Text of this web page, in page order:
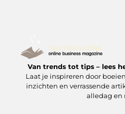
Van trends tot tips – lees
Laat je inspireren door
inzichten en verrassende
alledag en